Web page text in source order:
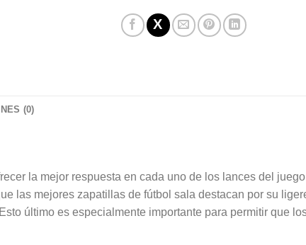
(0)
la mejor respuesta en cada uno de los lances del
las mejores zapatillas de fútbol sala destacan por su
último es especialmente importante para permitir que